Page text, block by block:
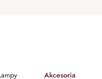
Akcesoria